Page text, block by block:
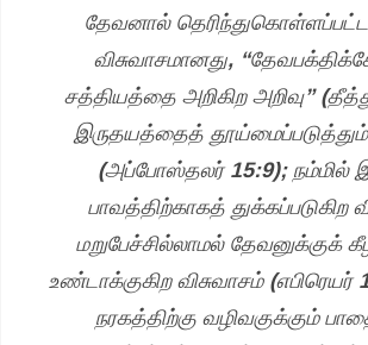
தேவனால்
விசுவாசமானது,
சத்தியத்தை அறிகிற அறிவு”
இருதயத்தைத் தூய்மைப்படுத்தும்
(அப்போஸ்தலர் 15:9); நம்மில்
பாவத்திற்காகத் துக்கப்படுகிற
மறுபேச்சில்லாமல் தேவனுக்குக்
உண்டாக்குகிற விசுவாசம்
நரகத்திற்கு வழிவகுக்கும்